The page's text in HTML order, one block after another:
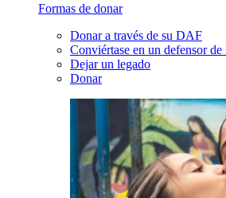
Formas de donar
Donar a través de su DAF
Conviértase en un defensor de
Dejar un legado
Donar